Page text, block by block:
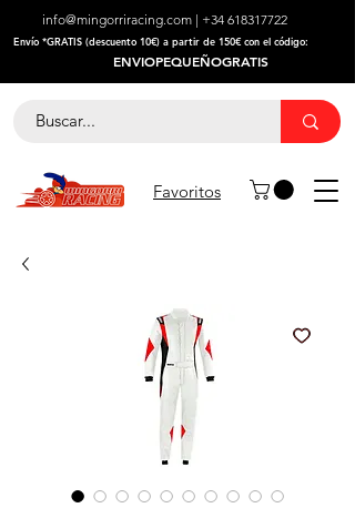
info@mingorriracing.com | +34 618317722
​Envío *GRATIS (descuento 10€) a partir de 150€ con el código:
ENVIOPEQUEÑOGRATIS
Favoritos